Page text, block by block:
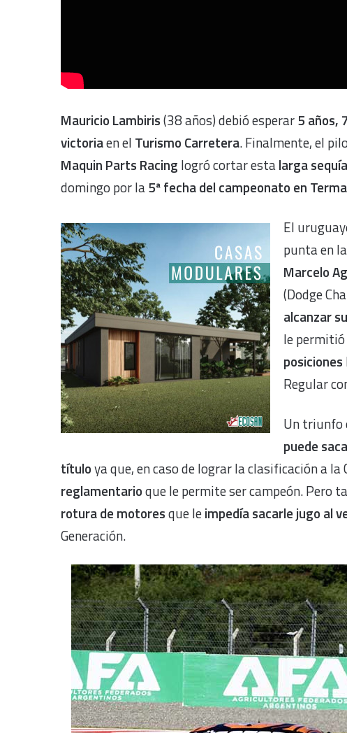
Mauricio Lambiris(38 años) debió esperar5 años,
victoriaen el Turismo Carretera. Finalmente, el
Maquin Parts Racing logró cortar estalarga
domingo por la5ª fecha del campeonato en
El
punta en
Marcelo
(Dodge
alcanzar
le
posiciones
Regular
Un triunfo
puede
títuloya que, en caso de lograr la clasificación a la
reglamentarioque le permite ser campeón. Pero
rotura de motoresque leimpedía sacarle jugo al
Generación.